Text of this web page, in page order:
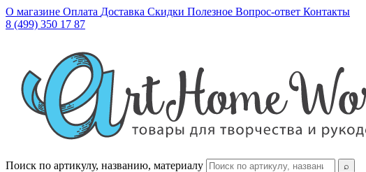
О магазине Оплата Доставка Скидки Полезное Вопрос-ответ Контакты
8 (499) 350 17 87
Поиск по артикулу, названию, материалу ⌕